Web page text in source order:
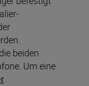
beiden
Um eine
.